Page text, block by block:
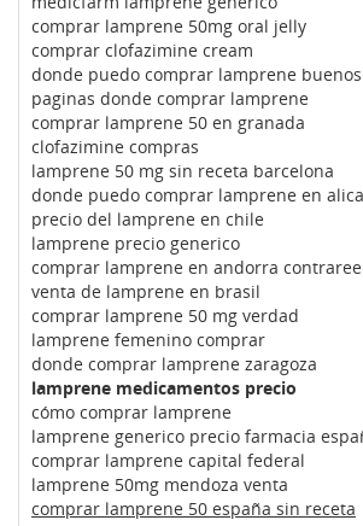
comprar lamprene 50mg oral jelly
comprar clofazimine cream
donde puedo comprar lamprene
paginas donde comprar lamprene
comprar lamprene 50 en granada
clofazimine compras
lamprene 50 mg sin receta barcelona
donde puedo comprar lamprene en
precio del lamprene en chile
lamprene precio generico
comprar lamprene en andorra
venta de lamprene en brasil
comprar lamprene 50 mg verdad
lamprene femenino comprar
donde comprar lamprene zaragoza
lamprene medicamentos precio
cómo comprar lamprene
lamprene generico precio farmacia
comprar lamprene capital federal
lamprene 50mg mendoza venta
comprar lamprene 50 españa sin receta